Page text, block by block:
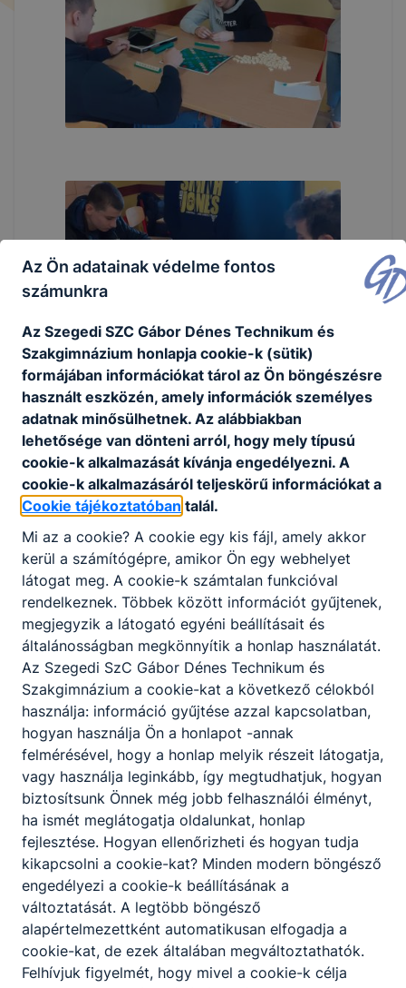
Megosztás
Az Ön adatainak védelme fontos
számunkra
Az Szegedi SZC Gábor Dénes Technikum és
Szakgimnázium honlapja cookie-k (sütik)
formájában információkat tárol az Ön böngészésre
használt eszközén, amely információk személyes
adatnak minősülhetnek. Az alábbiakban
lehetősége van dönteni arról, hogy mely típusú
cookie-k alkalmazását kívánja engedélyezni. A
cookie-k alkalmazásáról teljeskörű információkat a
Cookie tájékoztatóban talál.
Mi az a cookie? A cookie egy kis fájl, amely akkor
kerül a számítógépre, amikor Ön egy webhelyet
látogat meg. A cookie-k számtalan funkcióval
rendelkeznek. Többek között információt gyűjtenek,
megjegyzik a látogató egyéni beállításait és
általánosságban megkönnyítik a honlap használatát.
Az Szegedi SzC Gábor Dénes Technikum és
Szakgimnázium a cookie-kat a következő célokból
használja: információ gyűjtése azzal kapcsolatban,
hogyan használja Ön a honlapot -annak
felmérésével, hogy a honlap melyik részeit látogatja,
vagy használja leginkább, így megtudhatjuk, hogyan
biztosítsunk Önnek még jobb felhasználói élményt,
ha ismét meglátogatja oldalunkat, honlap
fejlesztése. Hogyan ellenőrizheti és hogyan tudja
kikapcsolni a cookie-kat? Minden modern böngésző
engedélyezi a cookie-k beállításának a
változtatását. A legtöbb böngésző
alapértelmezettként automatikusan elfogadja a
cookie-kat, de ezek általában megváltoztathatók.
Felhívjuk figyelmét, hogy mivel a cookie-k célja